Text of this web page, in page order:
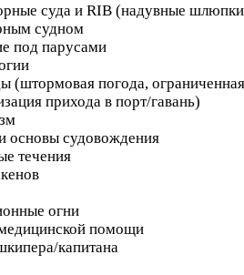
суда и RIB (надувные
судном
под парусами
(штормовая погода, ограниченная
прихода в порт/гавань)
основы судовождения
течения
огни
помощи
капитана